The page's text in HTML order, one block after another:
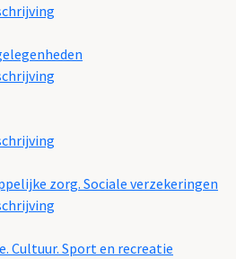
zorg. Sociale verzekeringen
Cultuur. Sport en recreatie